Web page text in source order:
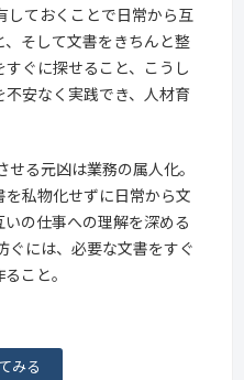
しておくことで日常から互
そして文書をきちんと整
ぐに探せること、こうし
安なく実践でき、人材育
る元凶は業務の属人化。
を私物化せずに日常から文
の仕事への理解を深める
ぐには、必要な文書をすぐ
こと。
みる